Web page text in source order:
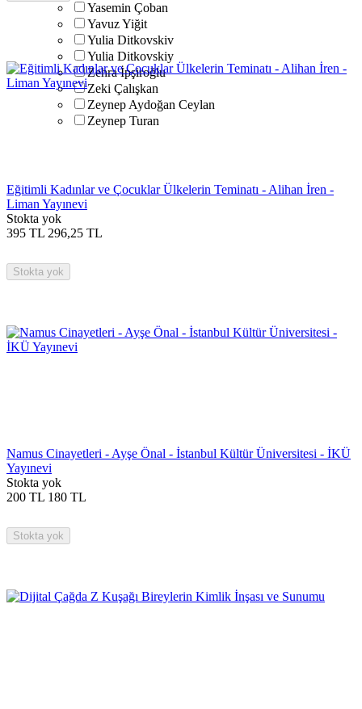
Yasemin Çoban
Yavuz Yiğit
Yulia Ditkovskiv
Yulia Ditkovskiy
Zehra İpşiroğlu
Zeki Çalışkan
Zeynep Aydoğan Ceylan
Zeynep Turan
Eğitimli Kadınlar ve Çocuklar Ülkelerin Teminatı - Alihan İren -
Liman Yayınevi
Stokta yok
395 TL 296,25 TL
Stokta yok
Namus Cinayetleri - Ayşe Önal - İstanbul Kültür Üniversitesi - İKÜ
Yayınevi
Stokta yok
200 TL 180 TL
Stokta yok